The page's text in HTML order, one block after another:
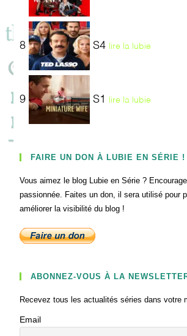
8 S4 lire la lubie
9 S1 lire la lubie
FAIRE UN DON À LUBIE EN SÉRIE !
Vous aimez le blog Lubie en Série ?
passionnée. Faites un don, il sera utilisé pour
améliorer la visibilité du blog !
ABONNEZ-VOUS À LA
Recevez tous les actualités séries dans votre
Email